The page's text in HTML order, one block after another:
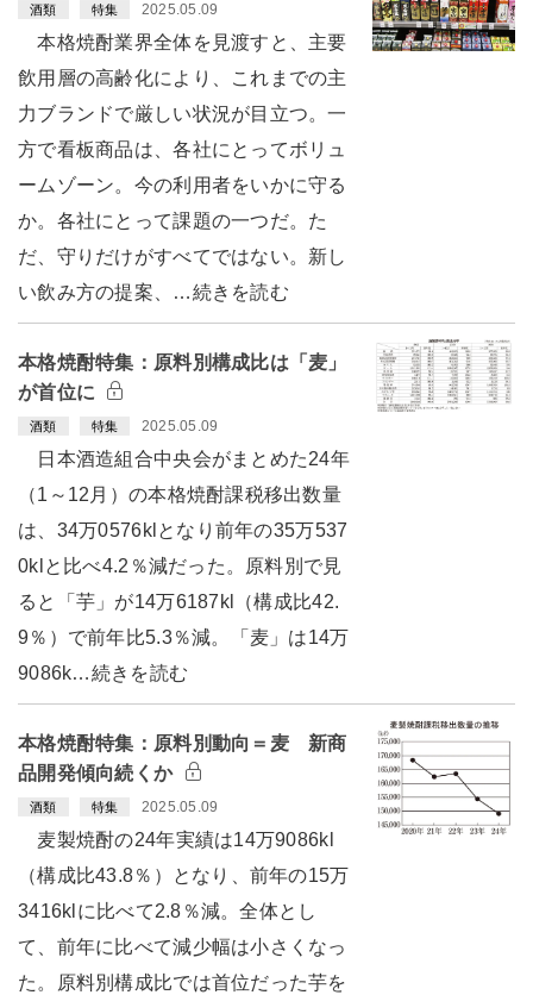
酒類 特集 2025.05.09
本格焼酎業界全体を見渡すと、主要
飲用層の高齢化により、これまでの主
力ブランドで厳しい状況が目立つ。一
方で看板商品は、各社にとってボリュ
ームゾーン。今の利用者をいかに守る
か。各社にとって課題の一つだ。た
だ、守りだけがすべてではない。新し
い飲み方の提案、…続きを読む
本格焼酎特集：原料別構成比は「麦」
が首位に
酒類 特集 2025.05.09
日本酒造組合中央会がまとめた24年
（1～12月）の本格焼酎課税移出数量
は、34万0576klとなり前年の35万537
0klと比べ4.2％減だった。原料別で見
ると「芋」が14万6187kl（構成比42.
9％）で前年比5.3％減。「麦」は14万
9086k…続きを読む
本格焼酎特集：原料別動向＝麦 新商
品開発傾向続くか
酒類 特集 2025.05.09
麦製焼酎の24年実績は14万9086kl
（構成比43.8％）となり、前年の15万
3416klに比べて2.8％減。全体とし
て、前年に比べて減少幅は小さくなっ
た。原料別構成比では首位だった芋を